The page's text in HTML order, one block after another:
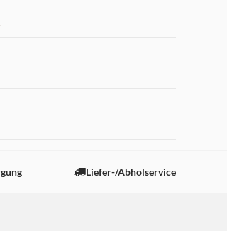
Liefer-/Abholservice